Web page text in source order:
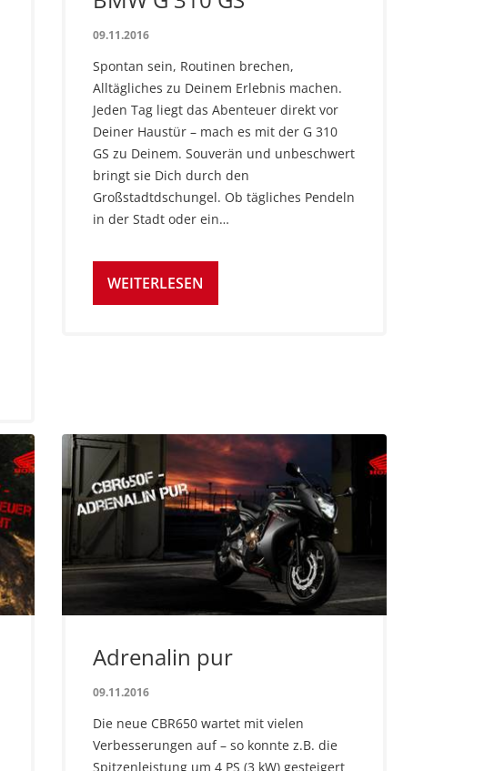
09.11.2016
Spontan sein, Routinen brechen,
Alltägliches zu Deinem Erlebnis machen.
Jeden Tag liegt das Abenteuer direkt vor
Deiner Haustür – mach es mit der G 310
GS zu Deinem. Souverän und unbeschwert
bringt sie Dich durch den
Großstadtdschungel. Ob tägliches Pendeln
in der Stadt oder ein…
WEITERLESEN
Adrenalin pur
09.11.2016
Die neue CBR650 wartet mit vielen
Verbesserungen auf – so konnte z.B. die
Spitzenleistung um 4 PS (3 kW) gesteigert